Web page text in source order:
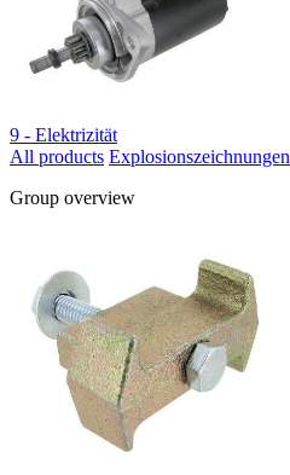
9 - Elektrizität
All products Explosionszeichnungen
Group overview